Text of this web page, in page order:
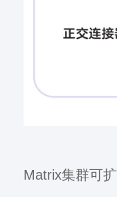
Matrix集群可